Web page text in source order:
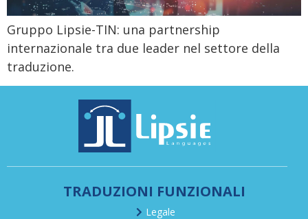
Gruppo Lipsie-TIN: una partnership
internazionale tra due leader nel settore della
traduzione.
TRADUZIONI FUNZIONALI
Legale